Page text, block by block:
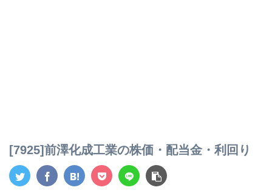
[7925]前澤化成工業の株価・配当金・利回り